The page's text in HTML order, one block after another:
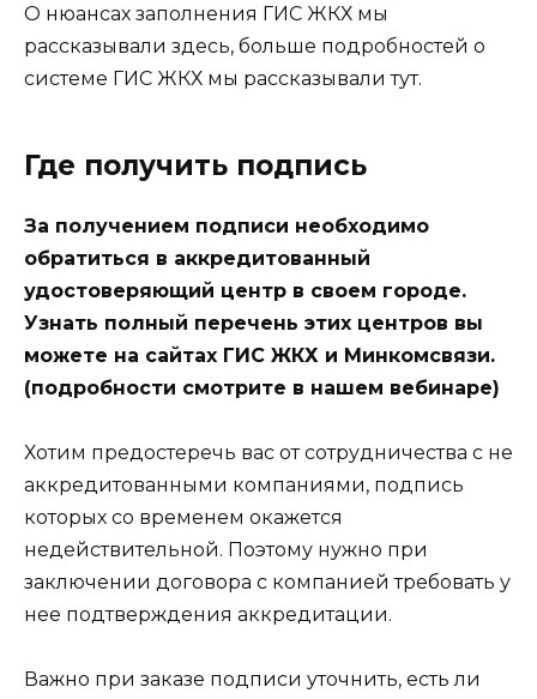
О нюансах заполнения ГИС ЖКХ мы
рассказывали здесь, больше подробностей о
системе ГИС ЖКХ мы рассказывали тут.
Где получить подпись
За получением подписи необходимо
обратиться в аккредитованный
удостоверяющий центр в своем городе.
Узнать полный перечень этих центров вы
можете на сайтах ГИС ЖКХ и Минкомсвязи.
(подробности смотрите в нашем вебинаре)
Хотим предостеречь вас от сотрудничества с не
аккредитованными компаниями, подпись
которых со временем окажется
недействительной. Поэтому нужно при
заключении договора с компанией требовать у
нее подтверждения аккредитации.
Важно при заказе подписи уточнить, есть ли